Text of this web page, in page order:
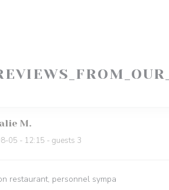
M
05 - 12:15 - guests 3
restaurant, personnel sympa